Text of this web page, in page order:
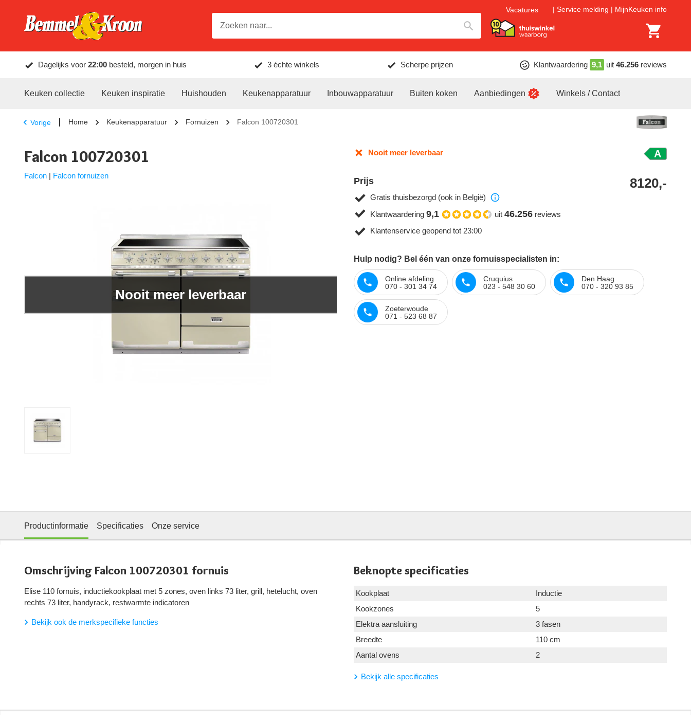
Vacatures Service melding MijnKeuken info
Dagelijks voor 22:00 besteld, morgen in huis 3 échte winkels Scherpe prijzen Klantwaardering 9,1 uit 46.256 reviews
Keuken collectie Keuken inspiratie Huishouden Keukenapparatuur Inbouwapparatuur Buiten koken Aanbiedingen Winkels / Contact
Vorige Home Keukenapparatuur Fornuizen Falcon 100720301
Falcon 100720301
Falcon | Falcon fornuizen
Nooit meer leverbaar
Nooit meer leverbaar A
Prijs 8120,-
Gratis thuisbezorgd (ook in België)
Klantwaardering 9,1 uit 46.256 reviews
Klantenservice geopend tot 23:00
Hulp nodig? Bel één van onze fornuisspecialisten in:
Online afdeling
070 - 301 34 74
Cruquius
023 - 548 30 60
Den Haag
070 - 320 93 85
Zoeterwoude
071 - 523 68 87
Productinformatie Specificaties Onze service
Omschrijving Falcon 100720301 fornuis
Elise 110 fornuis, inductiekookplaat met 5 zones, oven links 73 liter, grill, hetelucht, oven
rechts 73 liter, handyrack, restwarmte indicatoren
Bekijk ook de merkspecifieke functies
Beknopte specificaties
Kookplaat
Inductie
Kookzones
5
Elektra aansluiting
3 fasen
Breedte
110 cm
Aantal ovens
2
Bekijk alle specificaties